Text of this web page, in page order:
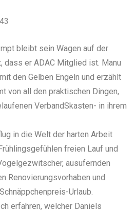
bleibt sein Wagen auf der
dass er ADAC Mitglied ist. Manu
den Gelben Engeln und erzählt
von all den praktischen Dingen,
VerbandSkasten- in ihrem
in die Welt der harten Arbeit
freien Lauf und
ausufernden
Renovierungsvorhaben und
Urlaub.
erfahren, welcher Daniels